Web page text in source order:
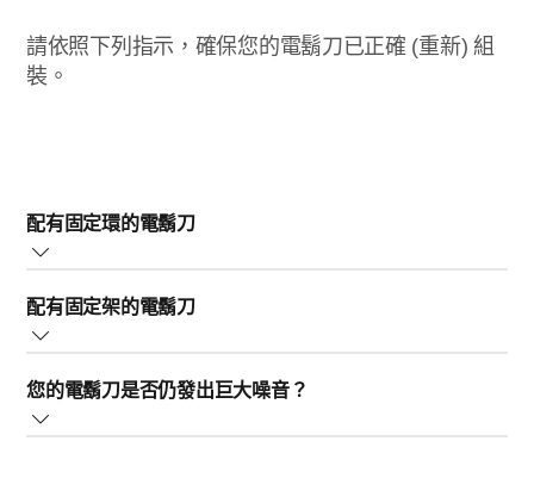
請依照下列指示，確保您的電鬍刀已正確 (重新) 組
裝。
配有固定環的電鬍刀
固定至電鬍刀組 (又稱為刀頭固定座)。每個刀具和刀網都
會構成一個獨特組合，因此清潔後，請務必將刀具放回各
將刀頭裝回電鬍刀組，並使用固定環將其牢固鎖入定位。
配有固定架的電鬍刀
至電鬍刀組 (又稱為刀頭固定座)。每個刀具和刀網都會構
成一個獨特組合，因此清潔後，請務必將刀具放回各自的
您的電鬍刀是否仍發出巨大噪音？